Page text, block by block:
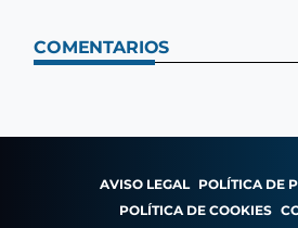
COMENTARIOS
AVISO LEGAL POLÍTICA DE
POLÍTICA DE COOKIES